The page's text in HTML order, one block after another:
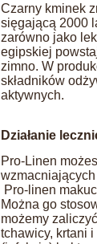
Czarny kminek
sięgającą 2000
zarówno jako
egipskiej
zimno. W
składników
aktywnych.
Działanie
Pro-Linen
Pro-linen
Można go
możemy
tchawicy, krtani